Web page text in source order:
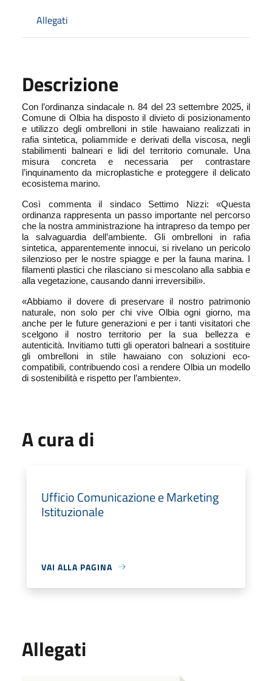
Allegati
Descrizione
Con l’ordinanza sindacale n. 84 del 23 settembre 2025, il
Comune di Olbia ha disposto il divieto di posizionamento
e utilizzo degli ombrelloni in stile hawaiano realizzati in
rafia sintetica, poliammide e derivati della viscosa, negli
stabilimenti balneari e lidi del territorio comunale. Una
misura concreta e necessaria per contrastare
l’inquinamento da microplastiche e proteggere il delicato
ecosistema marino.
Così commenta il sindaco Settimo Nizzi: «Questa
ordinanza rappresenta un passo importante nel percorso
che la nostra amministrazione ha intrapreso da tempo per
la salvaguardia dell’ambiente. Gli ombrelloni in rafia
sintetica, apparentemente innocui, si rivelano un pericolo
silenzioso per le nostre spiagge e per la fauna marina. I
filamenti plastici che rilasciano si mescolano alla sabbia e
alla vegetazione, causando danni irreversibili».
«Abbiamo il dovere di preservare il nostro patrimonio
naturale, non solo per chi vive Olbia ogni giorno, ma
anche per le future generazioni e per i tanti visitatori che
scelgono il nostro territorio per la sua bellezza e
autenticità. Invitiamo tutti gli operatori balneari a sostituire
gli ombrelloni in stile hawaiano con soluzioni eco-
compatibili, contribuendo così a rendere Olbia un modello
di sostenibilità e rispetto per l’ambiente».
A cura di
Ufficio Comunicazione e Marketing
Istituzionale
VAI ALLA PAGINA
Allegati